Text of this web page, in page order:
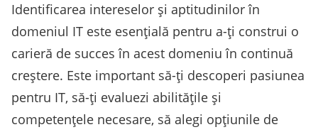
Identificarea intereselor și aptitudinilor în
domeniul IT este esențială pentru a-ți construi o
carieră de succes în acest domeniu în continuă
creștere. Este important să-ți descoperi pasiunea
pentru IT, să-ți evaluezi abilitățile și
competențele necesare, să alegi opțiunile de